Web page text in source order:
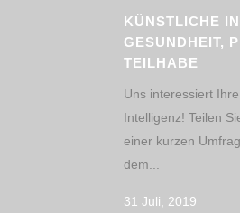
KÜNSTLICHE
GESUNDHEIT,
TEILHABE
Uns interessiert
Intelligenz! Teilen
einer kurzen
dem...
31 Juli, 2019